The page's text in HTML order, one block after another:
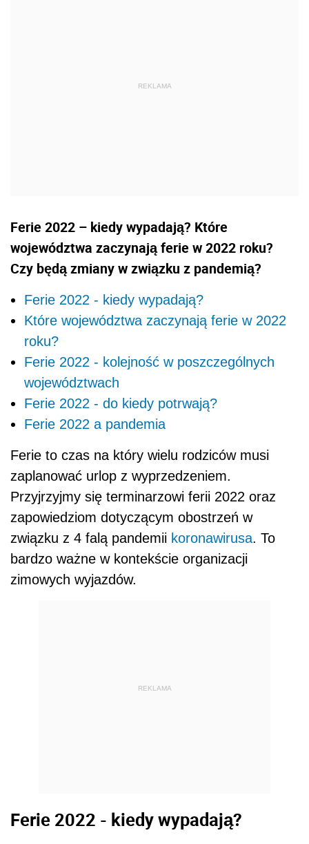
Ferie 2022 – kiedy wypadają? Które
województwa zaczynają ferie w 2022 roku?
Czy będą zmiany w związku z pandemią?
Ferie 2022 - kiedy wypadają?
Które województwa zaczynają ferie w 2022
roku?
Ferie 2022 - kolejność w poszczególnych
województwach
Ferie 2022 - do kiedy potrwają?
Ferie 2022 a pandemia
Ferie to czas na który wielu rodziców musi
zaplanować urlop z wyprzedzeniem.
Przyjrzyjmy się terminarzowi ferii 2022 oraz
zapowiedziom dotyczącym obostrzeń w
związku z 4 falą pandemii koronawirusa. To
bardzo ważne w kontekście organizacji
zimowych wyjazdów.
REKLAMA
Ferie 2022 - kiedy wypadają?